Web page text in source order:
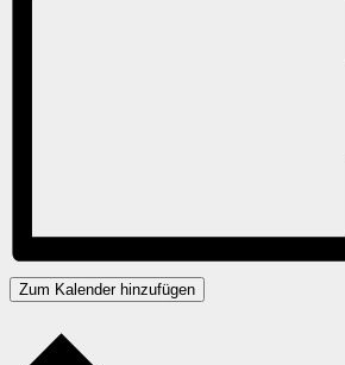
Zum Kalender hinzufügen